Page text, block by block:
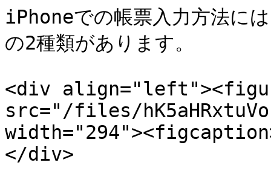
iPhoneでの帳票入力方法に
の2種類があります。
<div
src="/files/
</div>